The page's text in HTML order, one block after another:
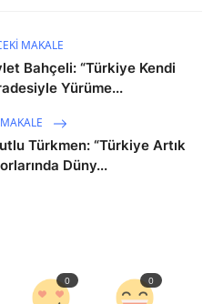
MAKALE
Bahçeli: “Türkiye Kendi
Yürüme...
Türkmen: “Türkiye Artık
Düny...
0 0